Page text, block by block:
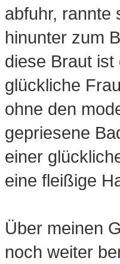
abfuhr, rannte
hinunter zum
diese Braut
glückliche
ohne den
gepriesene
einer
eine fleißige
Über meinen
noch weiter